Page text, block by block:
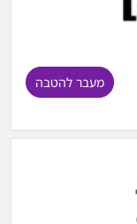
מעבר להטבה